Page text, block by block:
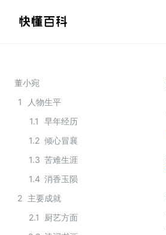
董小宛
1
人物生平
1.1
早年经历
1.2 倾心冒襄
1.3 苦难生涯
1.4 消香玉陨
2 主要成就
2.1
厨艺方面